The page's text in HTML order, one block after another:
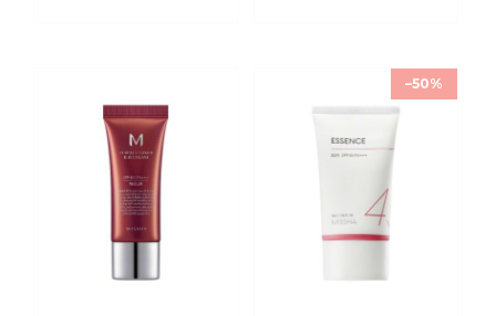
tuotteella
muunnelma.
–50%